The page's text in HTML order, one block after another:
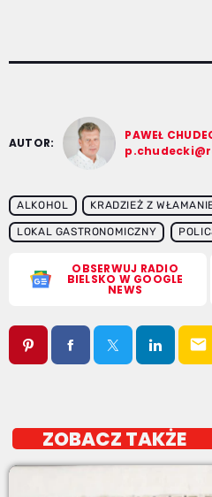
AUTOR:
PAWEŁ
ALKOHOL KRADZIEŻ Z
LOKAL GASTRONOMICZNY
OBSERWUJ RADIO
BIELSKO W GOOGLE
NEWS
email
ZOBACZ TAKŻE